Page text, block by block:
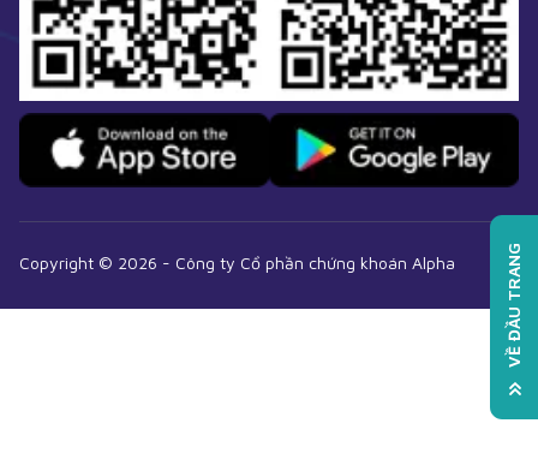
Copyright © 2026 - Công ty Cổ phần chứng khoán Alpha VỀ ĐẦU TRANG